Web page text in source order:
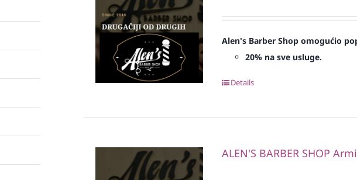
Alen's Barber Shop omogućio
20% na sve usluge.
Details
ALEN'S BARBER SHOP